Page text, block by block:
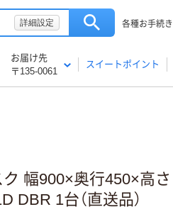
詳細設定 各種お手続き
お届け先
〒135-0061
スイートポイント
幅900×奥行450×高さ
DBR 1台（直送品）